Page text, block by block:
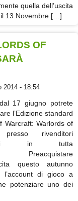
quella dell’uscita
il 13 Novembre […]
OF
2014 - 18:54
17 giugno potrete
l’Edizione standard
Warcraft: Warlords of
presso rivenditori
in tutta
Preacquistare
questo autunno
l’account di gioco a
potenziare uno dei